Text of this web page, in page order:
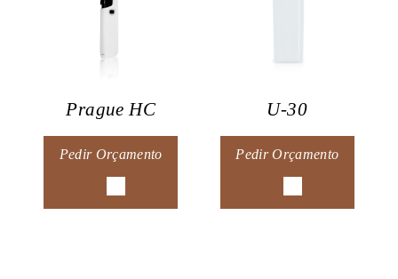
Prague HC
Pedir Orçamento
U-30
Pedir Orçamento